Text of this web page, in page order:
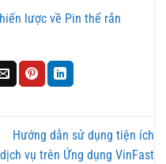
lược về Pin thể rắn
Hướng dẫn sử dụng tiện ích
dịch vụ trên Ứng dụng VinFast